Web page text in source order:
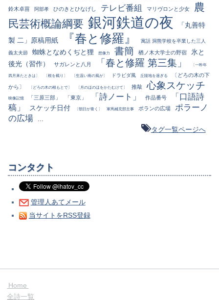
鈴木卓苗 阿部孝 ひのきとひなげし テレビ番組 マリヴロンと少女
農
民芸術概論綱要 銀河鉄道の夜
「丸善特
製 二」原稿用紙
『春と修羅』 寓話 洞熊学校を卒業した三人
義太夫節 蜘蛛となめくぢと狸 想像力 書簡 楢ノ木大学士の野宿
氷と
後光（習作）
サガレンと八月 「春と修羅 第三集」 〔一昨年
四月来たときは〕 〔根を截り〕 〔生温い南の風が〕 ドラビダ風 丘陵地を過ぎる
〔どろの木の下
から〕
〔どろの木の根もとで〕 〔月のほのほをかたむけて〕 推敲 心象スケッチ
映像記憶 「三原三部」 「東京」 「詩ノート」 作品番号
「口語詩
稿」
スケッチ日付 〔朝日が青く〕 軍馬補充部主事 ポランの広場
ポラーノ
の広場
タグ一覧ページへ
コンタクト
管理人あてメール
当サイトをRSS登録
Home
全詩一覧